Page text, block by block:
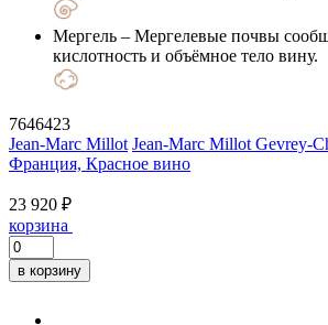
Мергель – Мергелевые почвы
кислотность и объёмное тело вину.
7646423
Jean-Marc Millot Jean-Marc Millot Gevrey-
Франция, Красное вино
23 920 ₽
корзина
в корзину